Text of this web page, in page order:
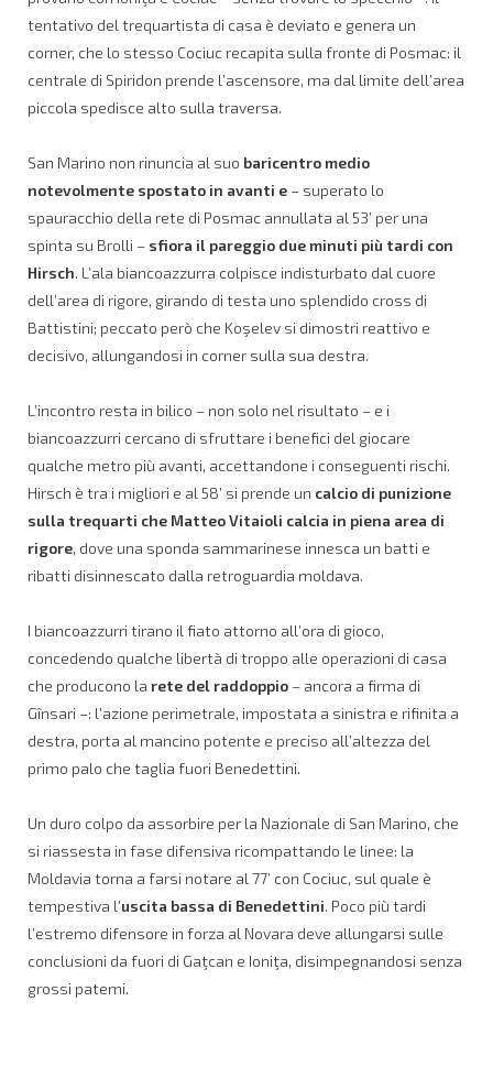
tentativo del trequartista di casa è deviato e genera un
corner, che lo stesso Cociuc recapita sulla fronte di Posmac: il
centrale di Spiridon prende l’ascensore, ma dal limite dell’area
piccola spedisce alto sulla traversa.
San Marino non rinuncia al suo baricentro medio
notevolmente spostato in avanti e – superato lo
spauracchio della rete di Posmac annullata al 53’ per una
spinta su Brolli – sfiora il pareggio due minuti più tardi con
Hirsch. L’ala biancoazzurra colpisce indisturbato dal cuore
dell’area di rigore, girando di testa uno splendido cross di
Battistini; peccato però che Koşelev si dimostri reattivo e
decisivo, allungandosi in corner sulla sua destra.
L’incontro resta in bilico – non solo nel risultato – e i
biancoazzurri cercano di sfruttare i benefici del giocare
qualche metro più avanti, accettandone i conseguenti rischi.
Hirsch è tra i migliori e al 58’ si prende un calcio di punizione
sulla trequarti che Matteo Vitaioli calcia in piena area di
rigore, dove una sponda sammarinese innesca un batti e
ribatti disinnescato dalla retroguardia moldava.
I biancoazzurri tirano il fiato attorno all’ora di gioco,
concedendo qualche libertà di troppo alle operazioni di casa
che producono la rete del raddoppio – ancora a firma di
Gînsari –: l’azione perimetrale, impostata a sinistra e rifinita a
destra, porta al mancino potente e preciso all’altezza del
primo palo che taglia fuori Benedettini.
Un duro colpo da assorbire per la Nazionale di San Marino, che
si riassesta in fase difensiva ricompattando le linee: la
Moldavia torna a farsi notare al 77’ con Cociuc, sul quale è
tempestiva l’uscita bassa di Benedettini. Poco più tardi
l’estremo difensore in forza al Novara deve allungarsi sulle
conclusioni da fuori di Gaţcan e Ioniţa, disimpegnandosi senza
grossi patemi.